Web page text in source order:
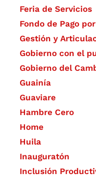
Feria de Servicios
Fondo de Pago
Gestión y
Gobierno con el
Gobierno del
Guainía
Guaviare
Hambre Cero
Home
Huila
Inauguratón
Inclusión